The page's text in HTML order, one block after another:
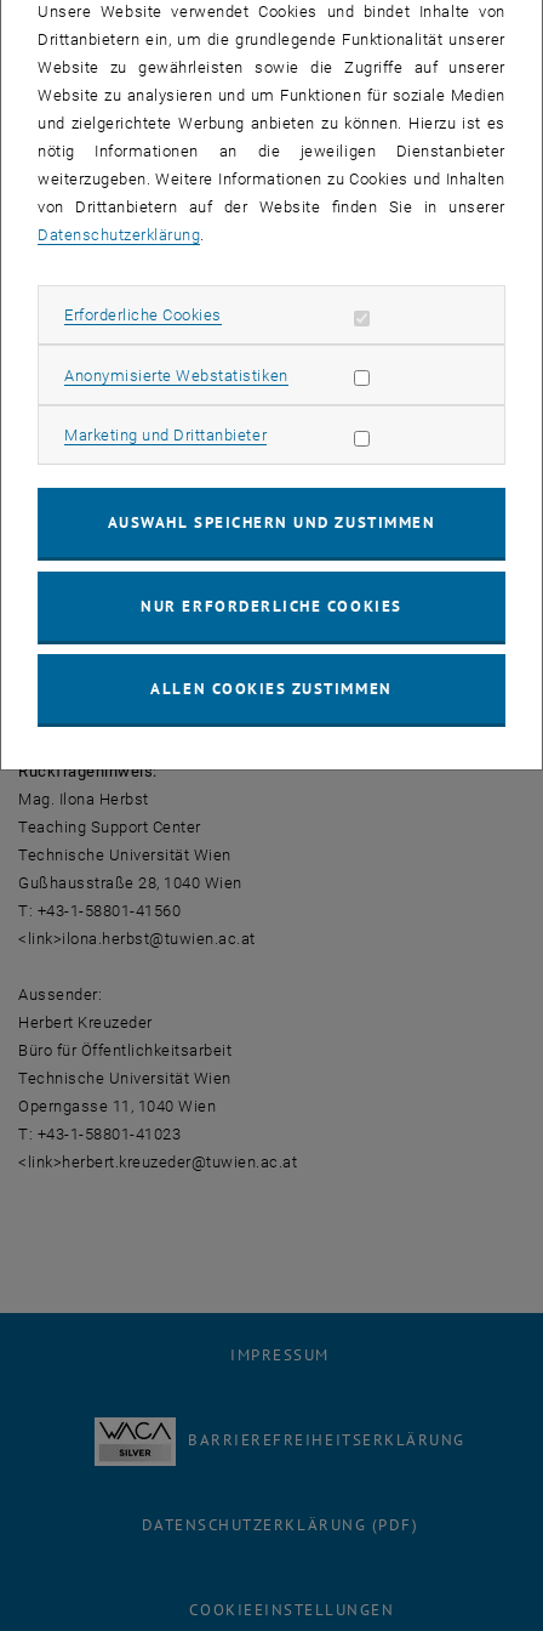
Entwickelt wurde der Test in einer Kooperation des TU Wien
Teaching Support Centers mit der Test- und Beratungsstelle der
Universität Wien (Fakultät für Psychologie). Im modular
aufgebauten Self Assessment wird auf unterschiedlichste Bereiche
eingegangen, um ein möglichst umfassendes Gesamtbild zu
erhalten. Die Testergebnisse und die detaillierte Interpretation
werden umgehend nach Testabschluss geliefert.
Das Ergebnis ist Unterstützung bei einer realistischen
Selbsteinschätzung und Basis für die weitere Informationssuche
Breites Beratungsnetzwerk
Als weiterer Baustein des Informationsangebotes zu den TU-
Studien, richtet sich das Self Assessment in erster Linie an Schüler-
und Schülerinnen der letzten beiden Klassen. Natürlich sind auch
alle anderen Studieninteressierten eingeladen sich ein Bild zu
machen. Neben der neuen Online-Variante existiert ein etabliertes
Informationsnetzwerk an der TU.
über die Dekanate und diverse Fakultätseinrichtungen bis zur
zentralen Studienberatung im Büro für Öffentlichkeitsarbeit oder der
Alle Informationen zu den Studien der TU Wien finden Sie unter <link
Rückfragehinweis:
Mag. Ilona Herbst
Teaching Support Center
Technische Universität Wien
Gußhausstraße 28, 1040 Wien
T: +43-1-58801-41560
<link>ilona.herbst@tuwien.ac.at
Aussender:
Herbert Kreuzeder
Büro für Öffentlichkeitsarbeit
Technische Universität Wien
Operngasse 11, 1040 Wien
T: +43-1-58801-41023
<link>herbert.kreuzeder@tuwien.ac.at
IMPRESSUM
BARRIEREFREIHEITSERKLÄRUNG
DATENSCHUTZERKLÄRUNG (PDF)
COOKIEEINSTELLUNGEN
Unsere Website verwendet Cookies und bindet Inhalte von
Drittanbietern ein, um die grundlegende Funktionalität unserer
Website zu gewährleisten sowie die Zugriffe auf unserer
Website zu analysieren und um Funktionen für soziale Medien
und zielgerichtete Werbung anbieten zu können. Hierzu ist es
nötig Informationen an die jeweiligen Dienstanbieter
weiterzugeben. Weitere Informationen zu Cookies und Inhalten
von Drittanbietern auf der Website finden Sie in unserer
Datenschutzerklärung
Erforderliche Cookies Erforderliche Cookies zulassen
Anonymisierte WebstatistikenStatistik Cookies zulassen
Marketing und DrittanbieterMarketing Cookies zulassen
AUSWAHL SPEICHERN UND ZUSTIMMEN
NUR ERFORDERLICHE COOKIES
ALLEN COOKIES ZUSTIMMEN